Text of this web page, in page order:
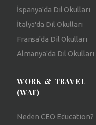
İspanya'da Dil Okulları
İtalya'da Dil Okulları
Fransa'da Dil Okulları
Almanya'da Dil Okulları
WORK & TRAVEL
(WAT)
Neden CEO Education?